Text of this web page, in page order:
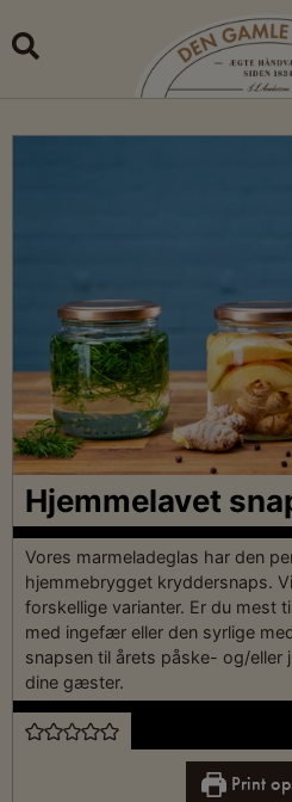
to
Hjemmelavet
Vores marmeladeglas har den
hjemmebrygget kryddersnaps.
forskellige varianter. Er du mest
med ingefær eller den syrlige
snapsen til årets påske- og/eller
dine gæster.
Print